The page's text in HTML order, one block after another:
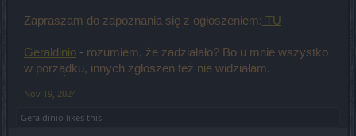
Zapraszam do zapoznania się z ogłoszeniem: TU
Geraldinio - rozumiem, że zadziałało? Bo u mnie wszystko
w porządku, innych zgłoszeń też nie widziałam.
Nov 19, 2024
Geraldinio likes this.